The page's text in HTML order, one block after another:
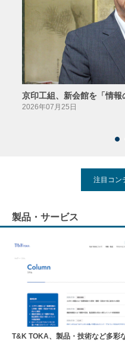
京印工組、新会館を「情報
2026年07月25日
注目コン
製品・サービス
T&K TOKA、製品・技術など多彩